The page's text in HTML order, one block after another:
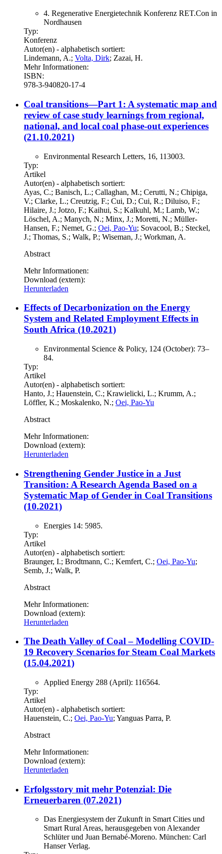
4. Regenerative Energietechnik Konferenz RET.Con in
Nordhausen
Typ:
Konferenz
Autor(en) - alphabetisch sortiert:
Lindemann, A.; Volta, Dirk; Zazai, H.
Mehr Informationen:
ISBN:
978-3-940820-17-4
Coal transitions—Part 1: A systematic map and
review of case study learnings from regional,
national, and local coal phase-out experiences
(21.10.2021)
Environmental Research Letters, 16, 113003.
Typ:
Artikel
Autor(en) - alphabetisch sortiert:
Ayas, C.; Banisch, L.; Callaghan, M.; Cerutti, N.; Chipiga,
V.; Clarke, L.; Creutzig, F.; Cui, D.; Cui, R.; Diluiso, F.;
Hilaire, J.; Jotzo, F.; Kaihui, S.; Kalkuhl, M.; Lamb, W.;
Löschel, A.; Manych, N.; Minx, J.; Moretti, N.; Müller-
Hansen, F.; Nemet, G.; Oei, Pao-Yu; Sovacool, B.; Steckel,
J.; Thomas, S.; Walk, P.; Wiseman, J.; Workman, A.
Abstract
Mehr Informationen:
Download (extern):
Herunterladen
Effects of Decarbonization on the Energy
System and Related Employment Effects in
South Africa (10.2021)
Environmental Science & Policy, 124 (October): 73–
84.
Typ:
Artikel
Autor(en) - alphabetisch sortiert:
Hanto, J.; Hauenstein, C.; Krawielicki, L.; Krumm, A.;
Löffler, K.; Moskalenko, N.; Oei, Pao-Yu
Abstract
Mehr Informationen:
Download (extern):
Herunterladen
Strengthening Gender Justice in a Just
Transition: A Research Agenda Based on a
Systematic Map of Gender in Coal Transitions
(10.2021)
Energies 14: 5985.
Typ:
Artikel
Autor(en) - alphabetisch sortiert:
Braunger, I.; Brodtmann, C.; Kemfert, C.; Oei, Pao-Yu;
Semb, J.; Walk, P.
Abstract
Mehr Informationen:
Download (extern):
Herunterladen
The Death Valley of Coal – Modelling COVID-
19 Recovery Scenarios for Steam Coal Markets
(15.04.2021)
Applied Energy 288 (April): 116564.
Typ:
Artikel
Autor(en) - alphabetisch sortiert:
Hauenstein, C.; Oei, Pao-Yu; Yanguas Parra, P.
Abstract
Mehr Informationen:
Download (extern):
Herunterladen
Erfolgsstory mit mehr Potenzial: Die
Erneuerbaren (07.2021)
Das Energiesystem der Zukunft in Smart Cities und
Smart Rural Areas, herausgegeben von Alexander
Schlüter und Juan Bernabé-Moreno. München: Carl
Hanser Verlag.